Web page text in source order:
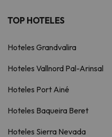
TOP HOTELES
Hoteles Grandvalira
Hoteles Vallnord Pal-Arinsal
Hoteles Port Ainé
Hoteles Baqueira Beret
Hoteles Sierra Nevada